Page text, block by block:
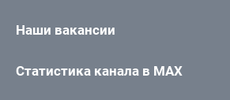
Наши вакансии
Статистика канала в MAX